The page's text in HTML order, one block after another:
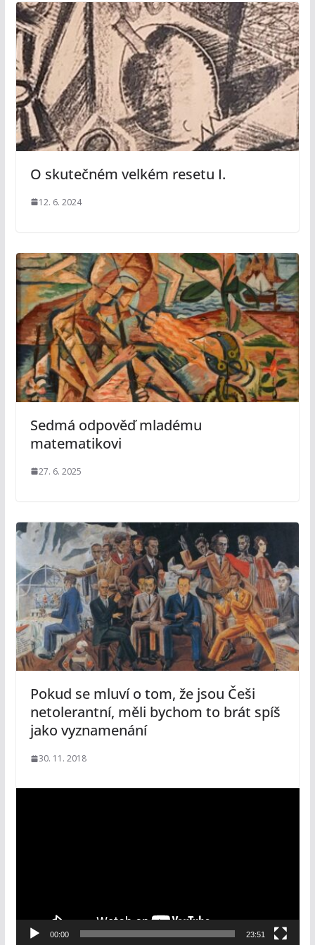
O skutečném velkém resetu I.
12. 6. 2024
Sedmá odpověď mladému
matematikovi
27. 6. 2025
Pokud se mluví o tom, že jsou Češi
netolerantní, měli bychom to brát spíš
jako vyznamenání
30. 11. 2018
e
00:00 23:51